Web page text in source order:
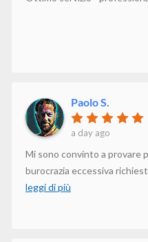
Paolo S.
a day ago
Mi sono convinto a provare
burocrazia eccessiva
leggi di più